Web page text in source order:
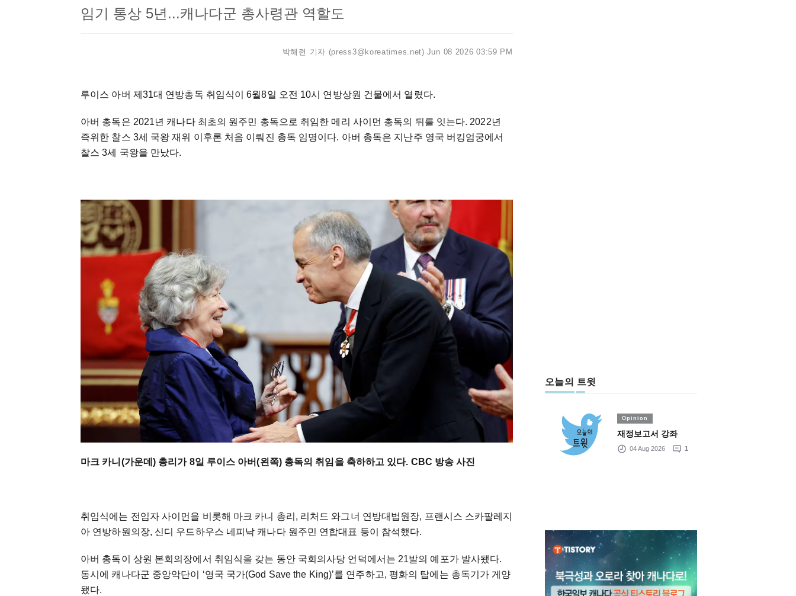
임기 통상 5년...캐나다군 총사령관 역할도
박해련 기자 (press3@koreatimes.net) Jun 08 2026 03:59 PM
루이스 아버 제31대 연방총독 취임식이 6월8일 오전 10시 연방상원 건물에서 열렸다.
아버 총독은 2021년 캐나다 최초의 원주민 총독으로 취임한 메리 사이먼 총독의 뒤를 잇는다. 2022년
즉위한 찰스 3세 국왕 재위 이후론 처음 이뤄진 총독 임명이다. 아버 총독은 지난주 영국 버킹엄궁에서
찰스 3세 국왕을 만났다.
마크 카니(가운데) 총리가 8일 루이스 아버(왼쪽) 총독의 취임을 축하하고 있다. CBC 방송 사진
취임식에는 전임자 사이먼을 비롯해 마크 카니 총리, 리처드 와그너 연방대법원장, 프랜시스 스카팔레지
아 연방하원의장, 신디 우드하우스 네피낙 캐나다 원주민 연합대표 등이 참석했다.
아버 총독이 상원 본회의장에서 취임식을 갖는 동안 국회의사당 언덕에서는 21발의 예포가 발사됐다.
동시에 캐나다군 중앙악단이 ‘영국 국가(God Save the King)’를 연주하고, 평화의 탑에는 총독기가 게양
됐다.
오늘의 트윗
Opinion
재정보고서 강좌
04 Aug 2026 1